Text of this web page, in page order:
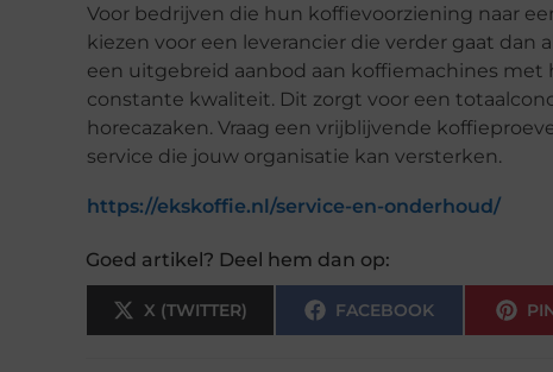
Voor bedrijven die hun koffievoorziening naar
kiezen voor een leverancier die verder gaat dan
een uitgebreid aanbod aan koffiemachines
constante kwaliteit. Dit zorgt voor een
horecazaken. Vraag een vrijblijvende
service die jouw organisatie kan versterken.
https://ekskoffie.nl/service-en-onderhoud/
Goed artikel? Deel hem dan op:
X (TWITTER) FACEBOOK